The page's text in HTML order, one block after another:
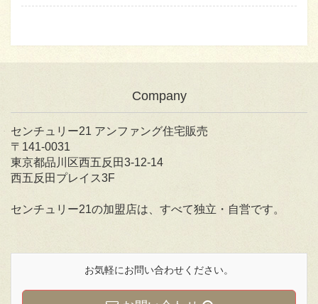
Company
センチュリー21 アンファング住宅販売
〒141-0031
東京都品川区西五反田3-12-14
西五反田プレイス3F
センチュリー21の加盟店は、すべて独立・自営です。
お気軽にお問い合わせください。